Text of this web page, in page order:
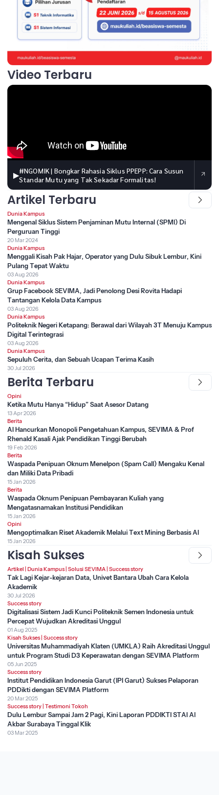
Video Terbaru
▶#NGOMIK | Bongkar Rahasia Siklus PPEPP: Cara Susun
Standar Mutu yang Tak Sekadar Formalitas!
Artikel Terbaru
Dunia Kampus
Mengenal Siklus Sistem Penjaminan Mutu Internal (SPMI) Di
Perguruan Tinggi
20 Mar 2024
Dunia Kampus
Menggali Kisah Pak Hajar, Operator yang Dulu Sibuk Lembur, Kini
Pulang Tepat Waktu
03 Aug 2026
Dunia Kampus
Grup Facebook SEVIMA, Jadi Penolong Desi Rovita Hadapi
Tantangan Kelola Data Kampus
03 Aug 2026
Dunia Kampus
Politeknik Negeri Ketapang: Berawal dari Wilayah 3T Menuju Kampus
Digital Terintegrasi
03 Aug 2026
Dunia Kampus
Sepuluh Cerita, dan Sebuah Ucapan Terima Kasih
30 Jul 2026
Berita Terbaru
Opini
Ketika Mutu Hanya “Hidup” Saat Asesor Datang
13 Apr 2026
Berita
AI Hancurkan Monopoli Pengetahuan Kampus, SEVIMA & Prof
Rhenald Kasali Ajak Pendidikan Tinggi Berubah
19 Feb 2026
Berita
Waspada Penipuan Oknum Menelpon (Spam Call) Mengaku Kenal
dan Miliki Data Pribadi
15 Jan 2026
Berita
Waspada Oknum Penipuan Pembayaran Kuliah yang
Mengatasnamakan Institusi Pendidikan
15 Jan 2026
Opini
Mengoptimalkan Riset Akademik Melalui Text Mining Berbasis AI
15 Jan 2026
Kisah Sukses
Artikel | Dunia Kampus | Solusi SEVIMA | Success story
Tak Lagi Kejar-kejaran Data, Univet Bantara Ubah Cara Kelola
Akademik
30 Jul 2026
Success story
Digitalisasi Sistem Jadi Kunci Politeknik Semen Indonesia untuk
Percepat Wujudkan Akreditasi Unggul
01 Aug 2025
Kisah Sukses | Success story
Universitas Muhammadiyah Klaten (UMKLA) Raih Akreditasi Unggul
untuk Program Studi D3 Keperawatan dengan SEVIMA Platform
05 Jun 2025
Success story
Institut Pendidikan Indonesia Garut (IPI Garut) Sukses Pelaporan
PDDikti dengan SEVIMA Platform
20 Mar 2025
Success story | Testimoni Tokoh
Dulu Lembur Sampai Jam 2 Pagi, Kini Laporan PDDIKTI STAI Al
Akbar Surabaya Tinggal Klik
03 Mar 2025